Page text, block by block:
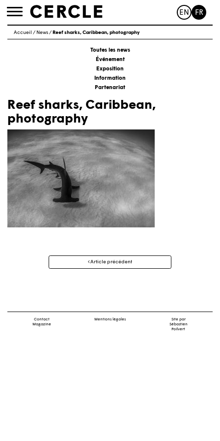
Toggle
EN FR
Accueil / News/ Reef sharks, Caribbean, photography
Toutes les news
Événement
Exposition
Information
Partenariat
Reef sharks, Caribbean,
photography
Navigation
Article précédent
Contact
Magazine
Mentions légales
Site par
Sébastien
Poilvert